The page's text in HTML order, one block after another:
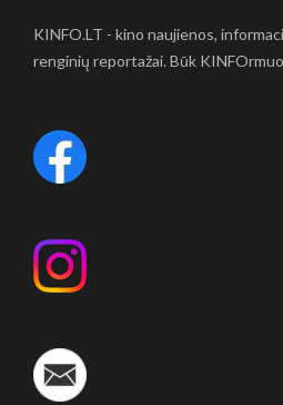
KINFO.LT - kino naujienos,
renginių reportažai. Būk